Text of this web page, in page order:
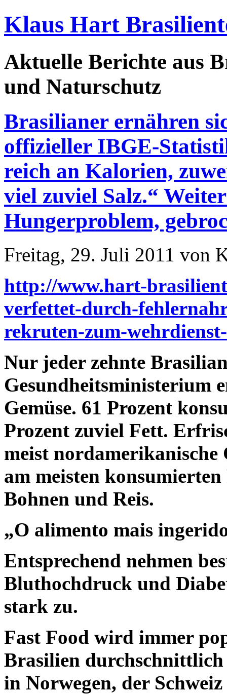
Klaus Hart
Aktuelle Berichte aus
und Naturschutz
Brasilianer ernähren
offizieller IBGE-
reich an Kalorien,
viel zuviel Salz.“
Hungerproblem,
Freitag, 29. Juli 2011 von
http://www.hart-
verfettet-durch-
rekruten-zum-
Nur jeder zehnte
Gesundheitsministerium
Gemüse. 61 Prozent
Prozent zuviel Fett.
meist nordamerikanische
am meisten
Bohnen und Reis.
„O alimento mais
Entsprechend nehmen
Bluthochdruck und
stark zu.
Fast Food wird immer
Brasilien
in Norwegen, der